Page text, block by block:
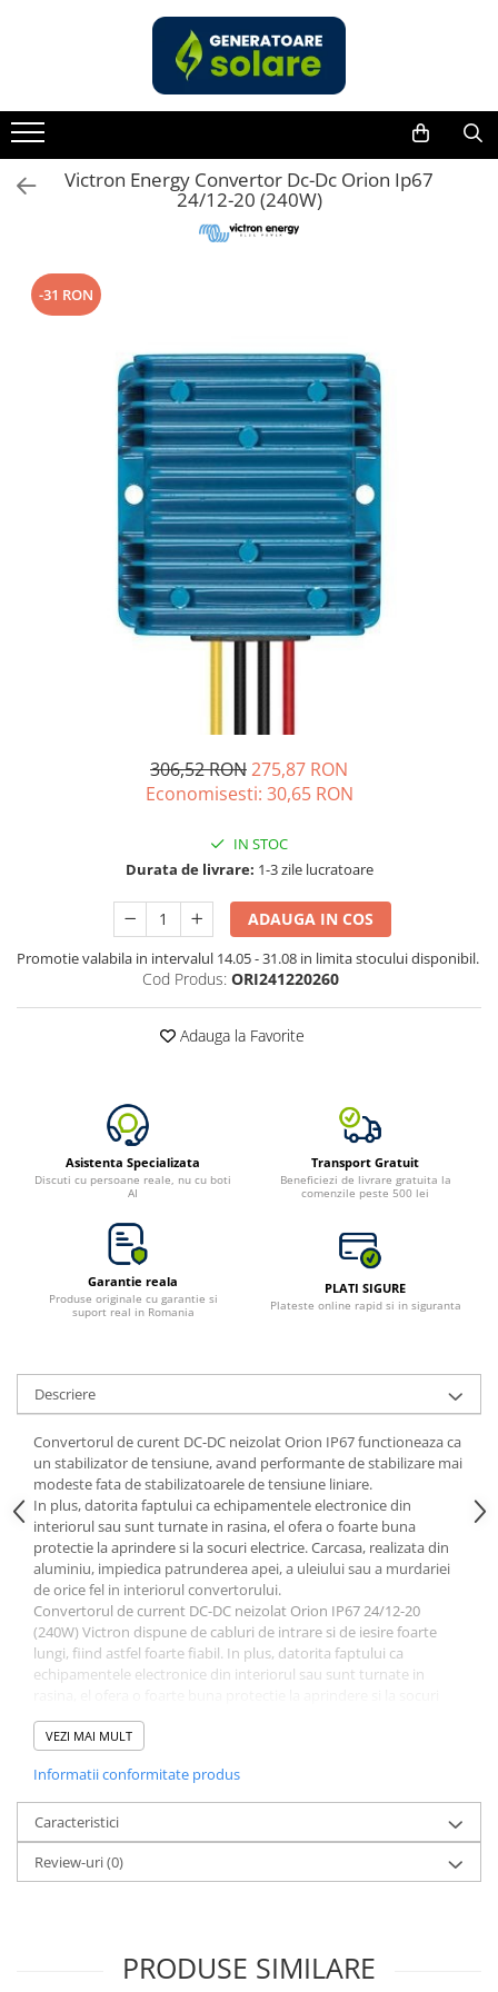
Acasa
Statii de Alimentare Portabile
Cauta dupa capacitate
Intre 2000-3000W
Peste 3000W
Vezi toate statiile
Accesorii Statii de Alimentare
Kituri Generatoare Solare
Cauta dupa capacitate
Pana in 1000W
Toate generatoarele
Panouri Solare Pliabile
Cauta dupa marca
Toate panourile portabile
Kituri solare pentru balcon
Frigidere Portabile
Componente Fotovoltaice
Incarcatoare solare
Incarcatoare solare MPPT
Interfete si cabluri
Cabluri panouri fotovoltaice
Cabluri pentru echipamente
fotovoltaice
Protectii si izolatoare de baterii
Accesorii
Monitorizare si control
Convertoare DC - DC
Invertoare Off-grid
Incarcatoare de retea
Componente sisteme de balcon
Iluminat solar
Acumulatori
Acumulatori Standard Plumb
Acumulatori Litiu
Victron Energy Convertor Dc-Dc Orion Ip67
24/12-20 (240W)
-31 RON
306,52 RON275,87 RON
Economisesti: 30,65 RON
IN STOC
Durata de livrare: 1-3 zile lucratoare
ADAUGA IN COS
Promotie valabila in intervalul 14.05 - 31.08 in limita stocului disponibil.
Cod Produs: ORI241220260
Adauga la Favorite
Asistenta Specializata
Discuti cu persoane reale, nu cu boti
AI
Transport Gratuit
Beneficiezi de livrare gratuita la
comenzile peste 500 lei
Garantie reala
Produse originale cu garantie si
suport real in Romania
PLATI SIGURE
Plateste online rapid si in siguranta
Descriere
Convertorul de curent DC-DC neizolat Orion IP67 functioneaza ca
un stabilizator de tensiune, avand performante de stabilizare mai
modeste fata de stabilizatoarele de tensiune liniare.
In plus, datorita faptului ca echipamentele electronice din
interiorul sau sunt turnate in rasina, el ofera o foarte buna
protectie la aprindere si la socuri electrice. Carcasa, realizata din
aluminiu, impiedica patrunderea apei, a uleiului sau a murdariei
de orice fel in interiorul convertorului.
Convertorul de current DC-DC neizolat Orion IP67 24/12-20
(240W) Victron dispune de cabluri de intrare si de iesire foarte
lungi, fiind astfel foarte fiabil. In plus, datorita faptului ca
echipamentele electronice din interiorul sau sunt turnate in
electrice.
Carcasa, realizata din aluminiu, impiedica patrunderea apei, a
Convertorul de current DC-DC neizolat Orion IP67 24/12-20
(240W) Victron functioneaza ca un stabilizator de tensiune, avand
performante de stabilizare mai modeste fata de stabilizatoarele
de tensiune liniare. Convertorul DC-DC neizolat are o eficienta de
95% si un curent continuu maxim de iesire de 20 A.
Tensiune de intrare (VDC): 15-40;
VEZI MAI MULT
Informatii conformitate produs
Caracteristici
Review-uri(0)
PRODUSE SIMILARE